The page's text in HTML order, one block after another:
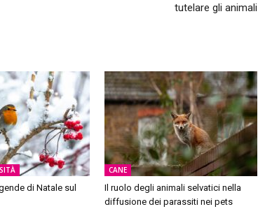
tutelare gli animali
di Natale sul
CANE
Il ruolo degli animali selvatici nella
diffusione dei parassiti nei pets